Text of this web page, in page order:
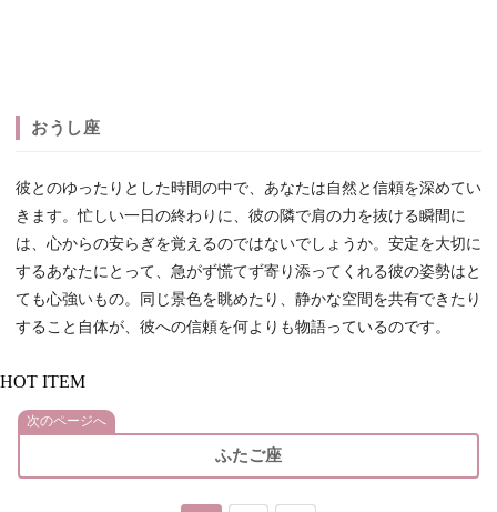
おうし座
彼とのゆったりとした時間の中で、あなたは自然と信頼を深めてい
きます。忙しい一日の終わりに、彼の隣で肩の力を抜ける瞬間に
は、心からの安らぎを覚えるのではないでしょうか。安定を大切に
するあなたにとって、急がず慌てず寄り添ってくれる彼の姿勢はと
ても心強いもの。同じ景色を眺めたり、静かな空間を共有できたり
すること自体が、彼への信頼を何よりも物語っているのです。
HOT ITEM
次のページへ
ふたご座